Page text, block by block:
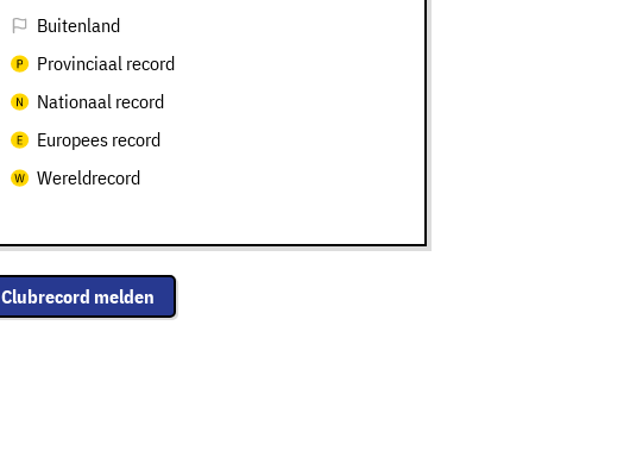
Buitenland
Provinciaal record
Nationaal record
Europees record
Wereldrecord
Clubrecord melden